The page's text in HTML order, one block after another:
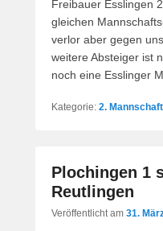
Freibauer Esslingen
gleichen
verlor aber gegen
weitere Absteiger ist
noch eine Esslinger
Kategorie: 2. Mannschaft
Plochingen 1
Reutlingen
Veröffentlicht am 31.